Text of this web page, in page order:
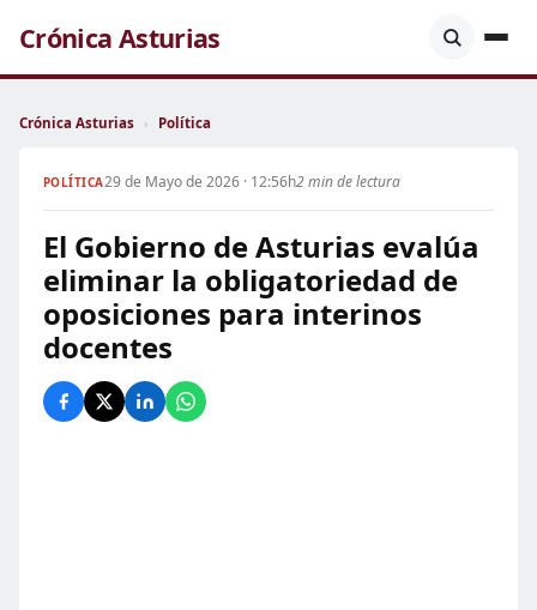
Crónica Asturias
Crónica Asturias › Política
POLÍTICA29 de Mayo de 2026 · 12:56h2 min de lectura
El Gobierno de Asturias evalúa
eliminar la obligatoriedad de
oposiciones para interinos
docentes